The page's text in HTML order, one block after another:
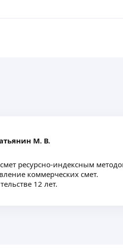
М. В.
ресурсно-индексным
коммерческих смет.
12 лет.